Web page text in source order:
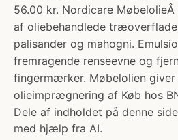
56.00 kr. Nordicare
af oliebehandlede
palisander og mahogni.
fremragende renseevne og
fingermærker. Møbelolien
olieimprægnering af Køb hos
Dele af indholdet på denne
med hjælp fra AI.